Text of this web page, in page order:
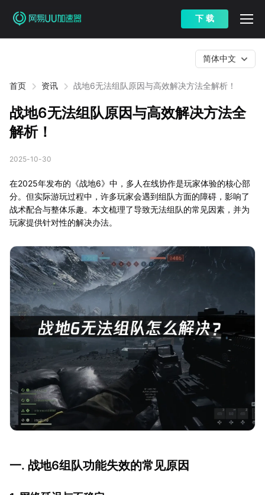
下 载
首页 资讯 战地6无法组队原因与高效解决方法全解析！
简体中文
战地6无法组队原因与高效解决方法全
解析！
2025-10-30
在2025年发布的《战地6》中，多人在线协作是玩家体验的核心部
分。但实际游玩过程中，许多玩家会遇到组队方面的障碍，影响了
战术配合与整体乐趣。本文梳理了导致无法组队的常见因素，并为
玩家提供针对性的解决办法。
一. 战地6组队功能失效的常见原因